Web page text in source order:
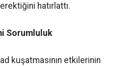
hatırlattı.
Sorumluluk
kuşatmasının etkilerinin